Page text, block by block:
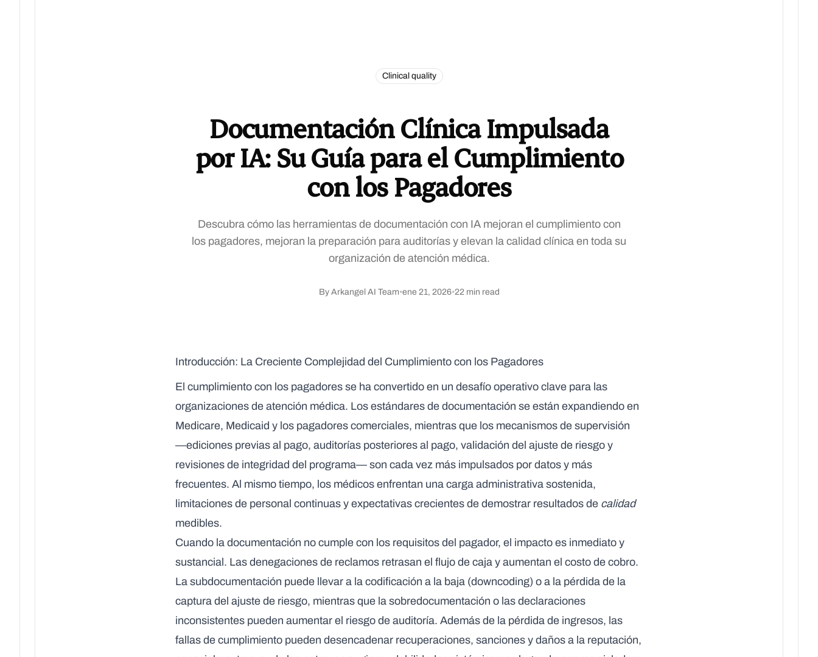
Clinical quality
Documentación Clínica Impulsada
por IA: Su Guía para el Cumplimiento
con los Pagadores
Descubra cómo las herramientas de documentación con IA mejoran el cumplimiento con
los pagadores, mejoran la preparación para auditorías y elevan la calidad clínica en toda su
organización de atención médica.
By Arkangel AI Team•ene 21, 2026•22 min read
Introducción: La Creciente Complejidad del Cumplimiento con los Pagadores
El cumplimiento con los pagadores se ha convertido en un desafío operativo clave para las
organizaciones de atención médica. Los estándares de documentación se están expandiendo en
Medicare, Medicaid y los pagadores comerciales, mientras que los mecanismos de supervisión
—ediciones previas al pago, auditorías posteriores al pago, validación del ajuste de riesgo y
revisiones de integridad del programa— son cada vez más impulsados por datos y más
frecuentes. Al mismo tiempo, los médicos enfrentan una carga administrativa sostenida,
limitaciones de personal continuas y expectativas crecientes de demostrar resultados de calidad
medibles.
Cuando la documentación no cumple con los requisitos del pagador, el impacto es inmediato y
sustancial. Las denegaciones de reclamos retrasan el flujo de caja y aumentan el costo de cobro.
La subdocumentación puede llevar a la codificación a la baja (downcoding) o a la pérdida de la
captura del ajuste de riesgo, mientras que la sobredocumentación o las declaraciones
inconsistentes pueden aumentar el riesgo de auditoría. Además de la pérdida de ingresos, las
fallas de cumplimiento pueden desencadenar recuperaciones, sanciones y daños a la reputación,